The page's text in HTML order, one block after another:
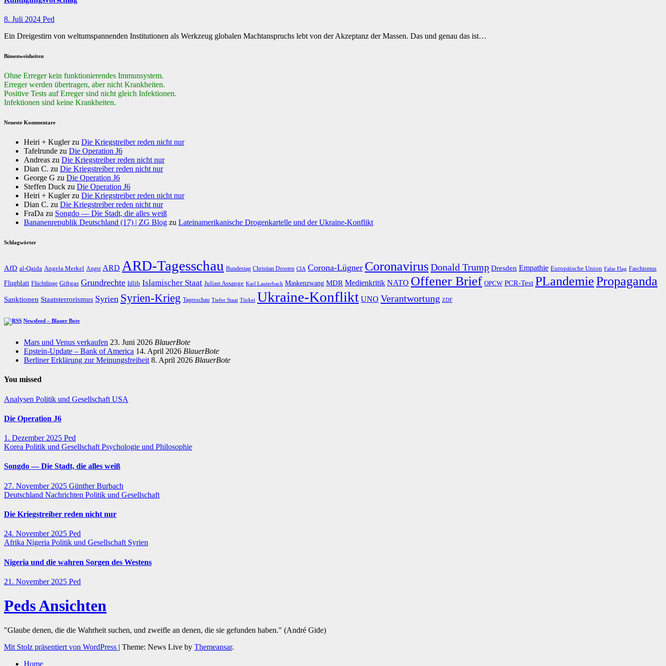
8. Juli 2024 Ped
Ein Dreigestirn von weltumspannenden Institutionen als Werkzeug globalen Machtanspruchs lebt von der Akzeptanz der Massen. Das und genau das ist…
Binsenweisheiten
Ohne Erreger kein funktionierendes Immunsystem.
Erreger werden übertragen, aber nicht Krankheiten.
Positive Tests auf Erreger sind nicht gleich Infektionen.
Infektionen sind keine Krankheiten.
Neueste Kommentare
Heiri + Kuglerzu Die Kriegstreiber reden nicht nur
Tafelrunde zu Die Operation J6
Andreas zu Die Kriegstreiber reden nicht nur
Dian C. zu Die Kriegstreiber reden nicht nur
George G zu Die Operation J6
Steffen Duck zu Die Operation J6
Heiri + Kuglerzu Die Kriegstreiber reden nicht nur
Dian C. zu Die Kriegstreiber reden nicht nur
FraDa zu Songdo — Die Stadt, die alles weiß
Bananenrepublik Deutschland (17) | ZG Blog zu Lateinamerikanische Drogenkartelle und der Ukraine-Konflikt
Schlagwörter
AfD al-Qaida Angela Merkel Angst ARD ARD-Tagesschau Bundestag Christian Drosten CIA Corona-Lügner CoronavirusDonald Trump Dresden Empathie Europäische Union False Flag Faschismus
Flugblatt Flüchtlinge Giftgas Grundrechte Idlib Islamischer Staat Julian Assange Karl Lauterbach Maskenzwang MDR Medienkritik NATO Offener Brief OPCW PCR-Test PLandemiePropaganda
Sanktionen Staatsterrorismus Syrien Syrien-Krieg Tagesschau Tiefer Staat Türkei Ukraine-Konflikt UNO Verantwortung ZDF
Newsfeed – Blauer Bote
Mars und Venus verkaufen 23. Juni 2026 BlauerBote
Epstein-Update – Bank of America 14. April 2026 BlauerBote
Berliner Erklärung zur Meinungsfreiheit 8. April 2026 BlauerBote
You missed
Analysen Politik und Gesellschaft USA
Die Operation J6
1. Dezember 2025 Ped
Korea Politik und Gesellschaft Psychologie und Philosophie
Songdo — Die Stadt, die alles weiß
27. November 2025 Günther Burbach
Deutschland Nachrichten Politik und Gesellschaft
Die Kriegstreiber reden nicht nur
24. November 2025 Ped
Afrika Nigeria Politik und Gesellschaft Syrien
Nigeria und die wahren Sorgen des Westens
21. November 2025 Ped
Peds Ansichten
"Glaube denen, die die Wahrheit suchen, und zweifle an denen, die sie gefunden haben." (André Gide)
Mit Stolz präsentiert von WordPress | Theme: News Live by Themeansar.
Home